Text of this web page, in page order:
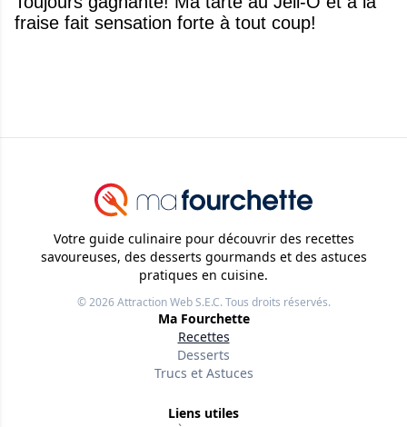
fraise fait sensation forte à tout coup!
Votre guide culinaire pour découvrir des recettes
savoureuses, des desserts gourmands et des astuces
pratiques en cuisine.
© 2026Attraction Web S.E.C.Tous droits réservés.
Ma Fourchette
Recettes
Desserts
Trucs et Astuces
Liens utiles